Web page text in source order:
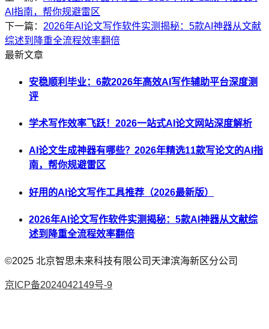
AI指南，帮你规避雷区
下一篇： 2026年AI论文写作软件实测揭秘：5款AI神器从文献
综述到降重全流程效率翻倍
最新文章
安稳顺利毕业：6款2026年高效AI写作辅助平台深度测
评
学术写作效率飞跃！2026一站式AI论文网站深度解析
AI论文生成神器有哪些？2026年精选11款写论文的AI指
南，帮你规避雷区
好用的AI论文写作工具推荐（2026最新版）
2026年AI论文写作软件实测揭秘：5款AI神器从文献综
述到降重全流程效率翻倍
©2025 北京智思未来科技有限公司天津滨海新区分公司
京ICP备2024042149号-9